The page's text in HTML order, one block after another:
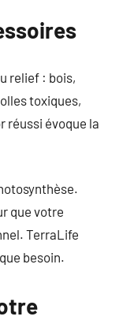
relief : bois,
toxiques,
réussi évoque la
que votre
TerraLife
besoin.